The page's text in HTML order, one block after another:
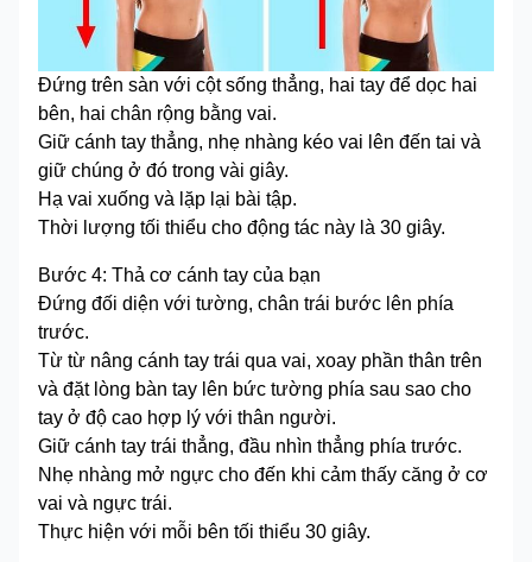
Đứng trên sàn với cột sống thẳng, hai tay để dọc hai
bên, hai chân rộng bằng vai.
Giữ cánh tay thẳng, nhẹ nhàng kéo vai lên đến tai và
giữ chúng ở đó trong vài giây.
Hạ vai xuống và lặp lại bài tập.
Thời lượng tối thiểu cho động tác này là 30 giây.
Bước 4: Thả cơ cánh tay của bạn
Đứng đối diện với tường, chân trái bước lên phía
trước.
Từ từ nâng cánh tay trái qua vai, xoay phần thân trên
và đặt lòng bàn tay lên bức tường phía sau sao cho
tay ở độ cao hợp lý với thân người.
Giữ cánh tay trái thẳng, đầu nhìn thẳng phía trước.
Nhẹ nhàng mở ngực cho đến khi cảm thấy căng ở cơ
vai và ngực trái.
Thực hiện với mỗi bên tối thiểu 30 giây.